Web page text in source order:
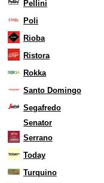
Pellini
Poli
Rioba
Ristora
Rokka
Santo Domingo
Segafredo
Senator
Serrano
Today
Turquino